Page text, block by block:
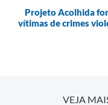
Projeto Acolhida
vítimas de crimes
VEJA